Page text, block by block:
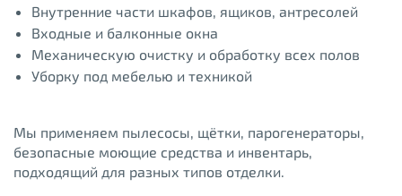
Внутренние части шкафов, ящиков, антресолей
Входные и балконные окна
Механическую очистку и обработку всех полов
Уборку под мебелью и техникой
Мы применяем пылесосы, щётки, парогенераторы,
безопасные моющие средства и инвентарь,
подходящий для разных типов отделки.